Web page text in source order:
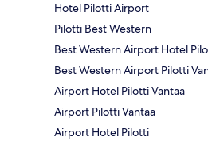
Hotel Pilotti Airport
Pilotti Best Western
Best Western Airport Hotel
Best Western Airport Pilotti
Airport Hotel Pilotti Vantaa
Airport Pilotti Vantaa
Airport Hotel Pilotti